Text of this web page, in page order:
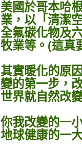
美國於哥本哈
業，以「清潔
全氟碳化物及
牧業等。(這真
其實暖化的原
變的第一步，
世界就自然改
你我改變的一
地球健康的一